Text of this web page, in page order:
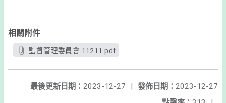
相關附件
監督管理委員會 11211.pdf
發佈日期： 2023-12-27
最後更新日期： 2023-12-27
|